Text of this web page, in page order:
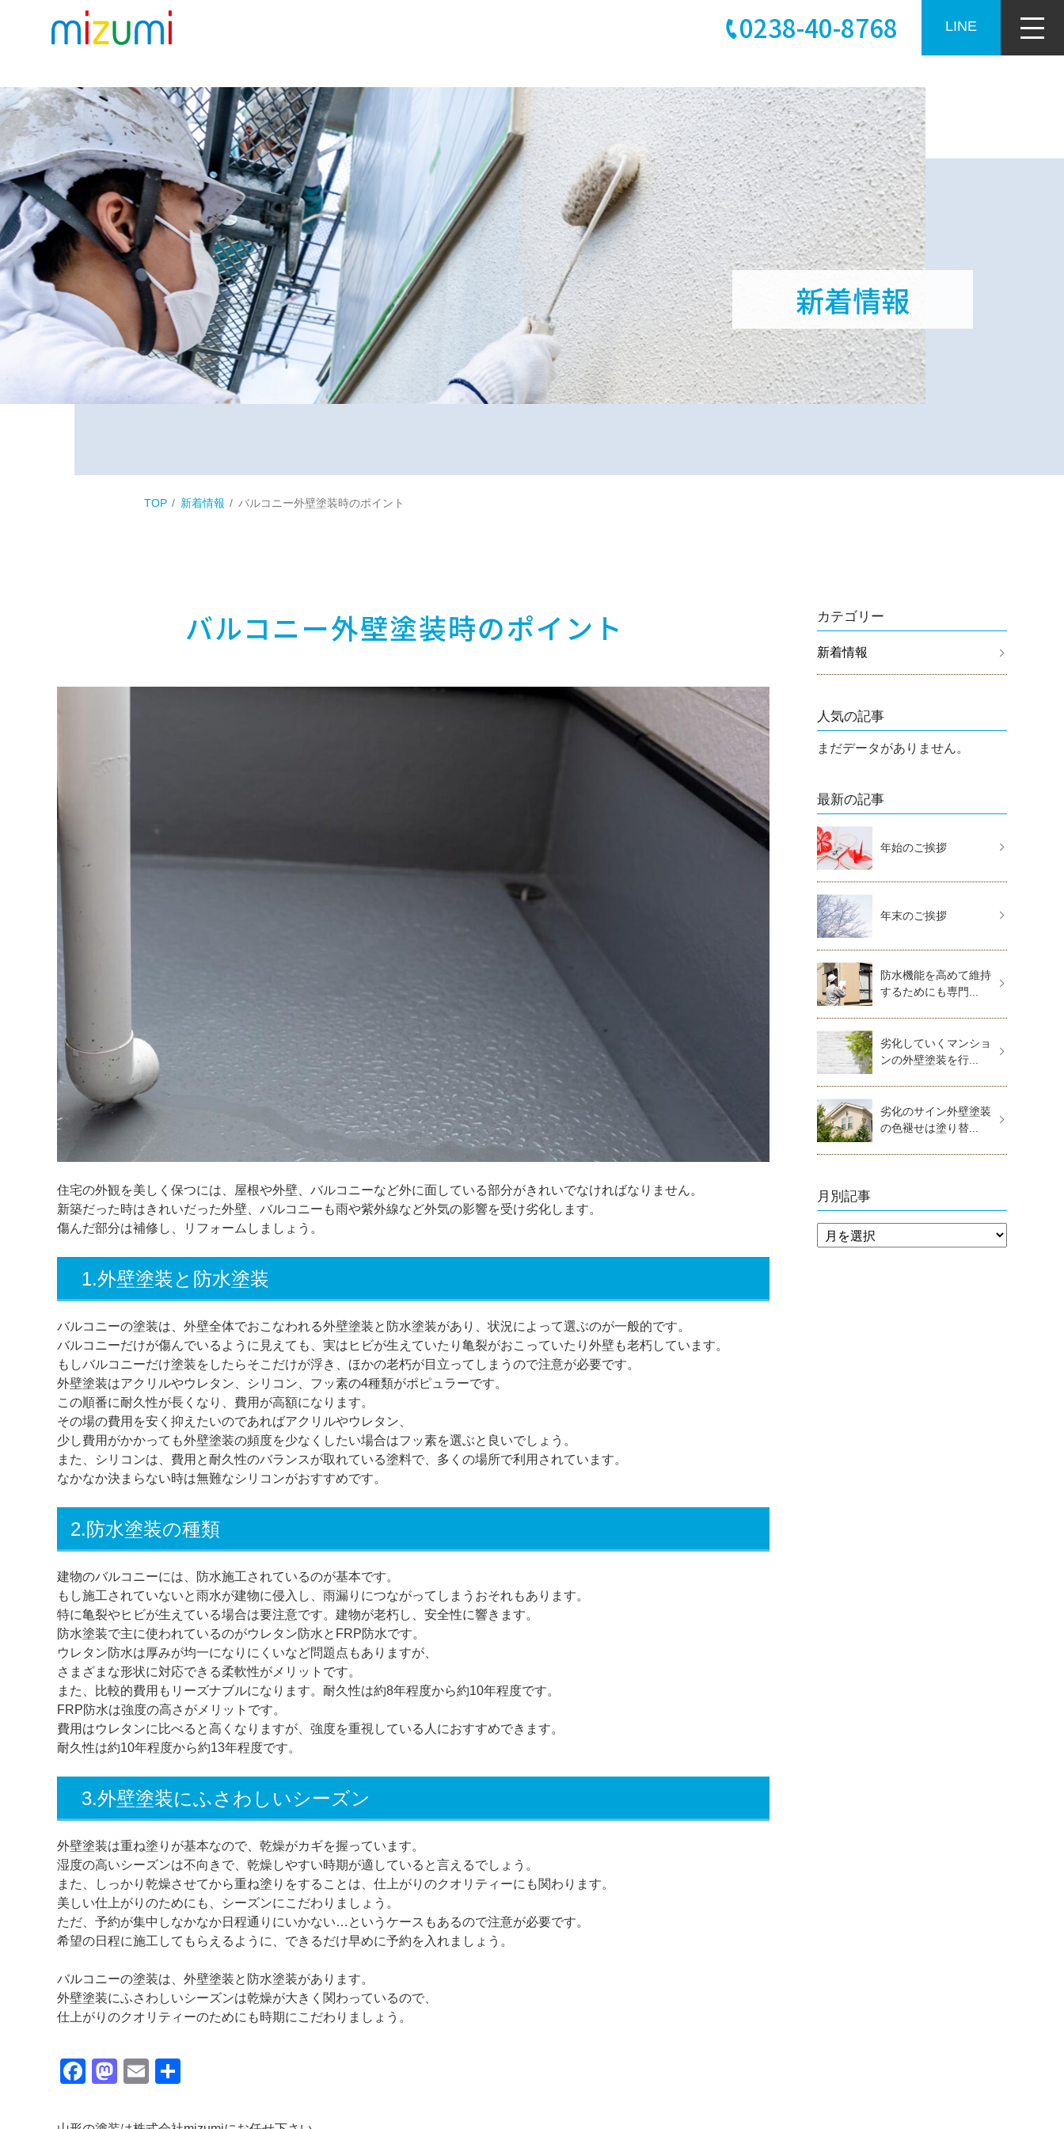
0238-40-8768 LINE
新着情報
TOP 新着情報 バルコニー外壁塗装時のポイント
バルコニー外壁塗装時のポイント
住宅の外観を美しく保つには、屋根や外壁、バルコニーなど外に面している部分がきれいでなければなりません。
新築だった時はきれいだった外壁、バルコニーも雨や紫外線など外気の影響を受け劣化します。
傷んだ部分は補修し、リフォームしましょう。
1.外壁塗装と防水塗装
バルコニーの塗装は、外壁全体でおこなわれる外壁塗装と防水塗装があり、状況によって選ぶのが一般的です。
バルコニーだけが傷んでいるように見えても、実はヒビが生えていたり亀裂がおこっていたり外壁も老朽しています。
もしバルコニーだけ塗装をしたらそこだけが浮き、ほかの老朽が目立ってしまうので注意が必要です。
外壁塗装はアクリルやウレタン、シリコン、フッ素の4種類がポピュラーです。
この順番に耐久性が長くなり、費用が高額になります。
その場の費用を安く抑えたいのであればアクリルやウレタン、
少し費用がかかっても外壁塗装の頻度を少なくしたい場合はフッ素を選ぶと良いでしょう。
また、シリコンは、費用と耐久性のバランスが取れている塗料で、多くの場所で利用されています。
なかなか決まらない時は無難なシリコンがおすすめです。
2.防水塗装の種類
建物のバルコニーには、防水施工されているのが基本です。
もし施工されていないと雨水が建物に侵入し、雨漏りにつながってしまうおそれもあります。
特に亀裂やヒビが生えている場合は要注意です。建物が老朽し、安全性に響きます。
防水塗装で主に使われているのがウレタン防水とFRP防水です。
ウレタン防水は厚みが均一になりにくいなど問題点もありますが、
さまざまな形状に対応できる柔軟性がメリットです。
また、比較的費用もリーズナブルになります。耐久性は約8年程度から約10年程度です。
FRP防水は強度の高さがメリットです。
費用はウレタンに比べると高くなりますが、強度を重視している人におすすめできます。
耐久性は約10年程度から約13年程度です。
3.外壁塗装にふさわしいシーズン
外壁塗装は重ね塗りが基本なので、乾燥がカギを握っています。
湿度の高いシーズンは不向きで、乾燥しやすい時期が適していると言えるでしょう。
また、しっかり乾燥させてから重ね塗りをすることは、仕上がりのクオリティーにも関わります。
美しい仕上がりのためにも、シーズンにこだわりましょう。
ただ、予約が集中しなかなか日程通りにいかない…というケースもあるので注意が必要です。
希望の日程に施工してもらえるように、できるだけ早めに予約を入れましょう。
バルコニーの塗装は、外壁塗装と防水塗装があります。
外壁塗装にふさわしいシーズンは乾燥が大きく関わっているので、
仕上がりのクオリティーのためにも時期にこだわりましょう。
Facebook
Mastodon
Email
カテゴリー
新着情報
人気の記事
まだデータがありません。
最新の記事
年始のご挨拶
年末のご挨拶
防水機能を高めて維持
するためにも専門...
劣化していくマンショ
ンの外壁塗装を行...
劣化のサイン外壁塗装
の色褪せは塗り替...
月別記事